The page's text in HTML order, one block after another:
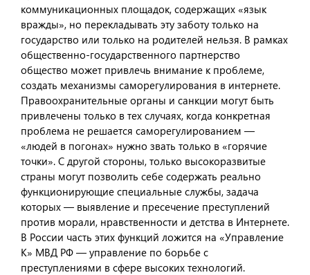
коммуникационных площадок, содержащих «язык
вражды», но перекладывать эту заботу только на
государство или только на родителей нельзя. В рамках
общественно-государственного партнерство
общество может привлечь внимание к проблеме,
создать механизмы саморегулирования в интернете.
Правоохранительные органы и санкции могут быть
привлечены только в тех случаях, когда конкретная
проблема не решается саморегулированием —
«людей в погонах» нужно звать только в «горячие
точки». С другой стороны, только высокоразвитые
страны могут позволить себе содержать реально
функционирующие специальные службы, задача
которых — выявление и пресечение преступлений
против морали, нравственности и детства в Интернете.
В России часть этих функций ложится на «Управление
К» МВД РФ — управление по борьбе с
преступлениями в сфере высоких технологий.